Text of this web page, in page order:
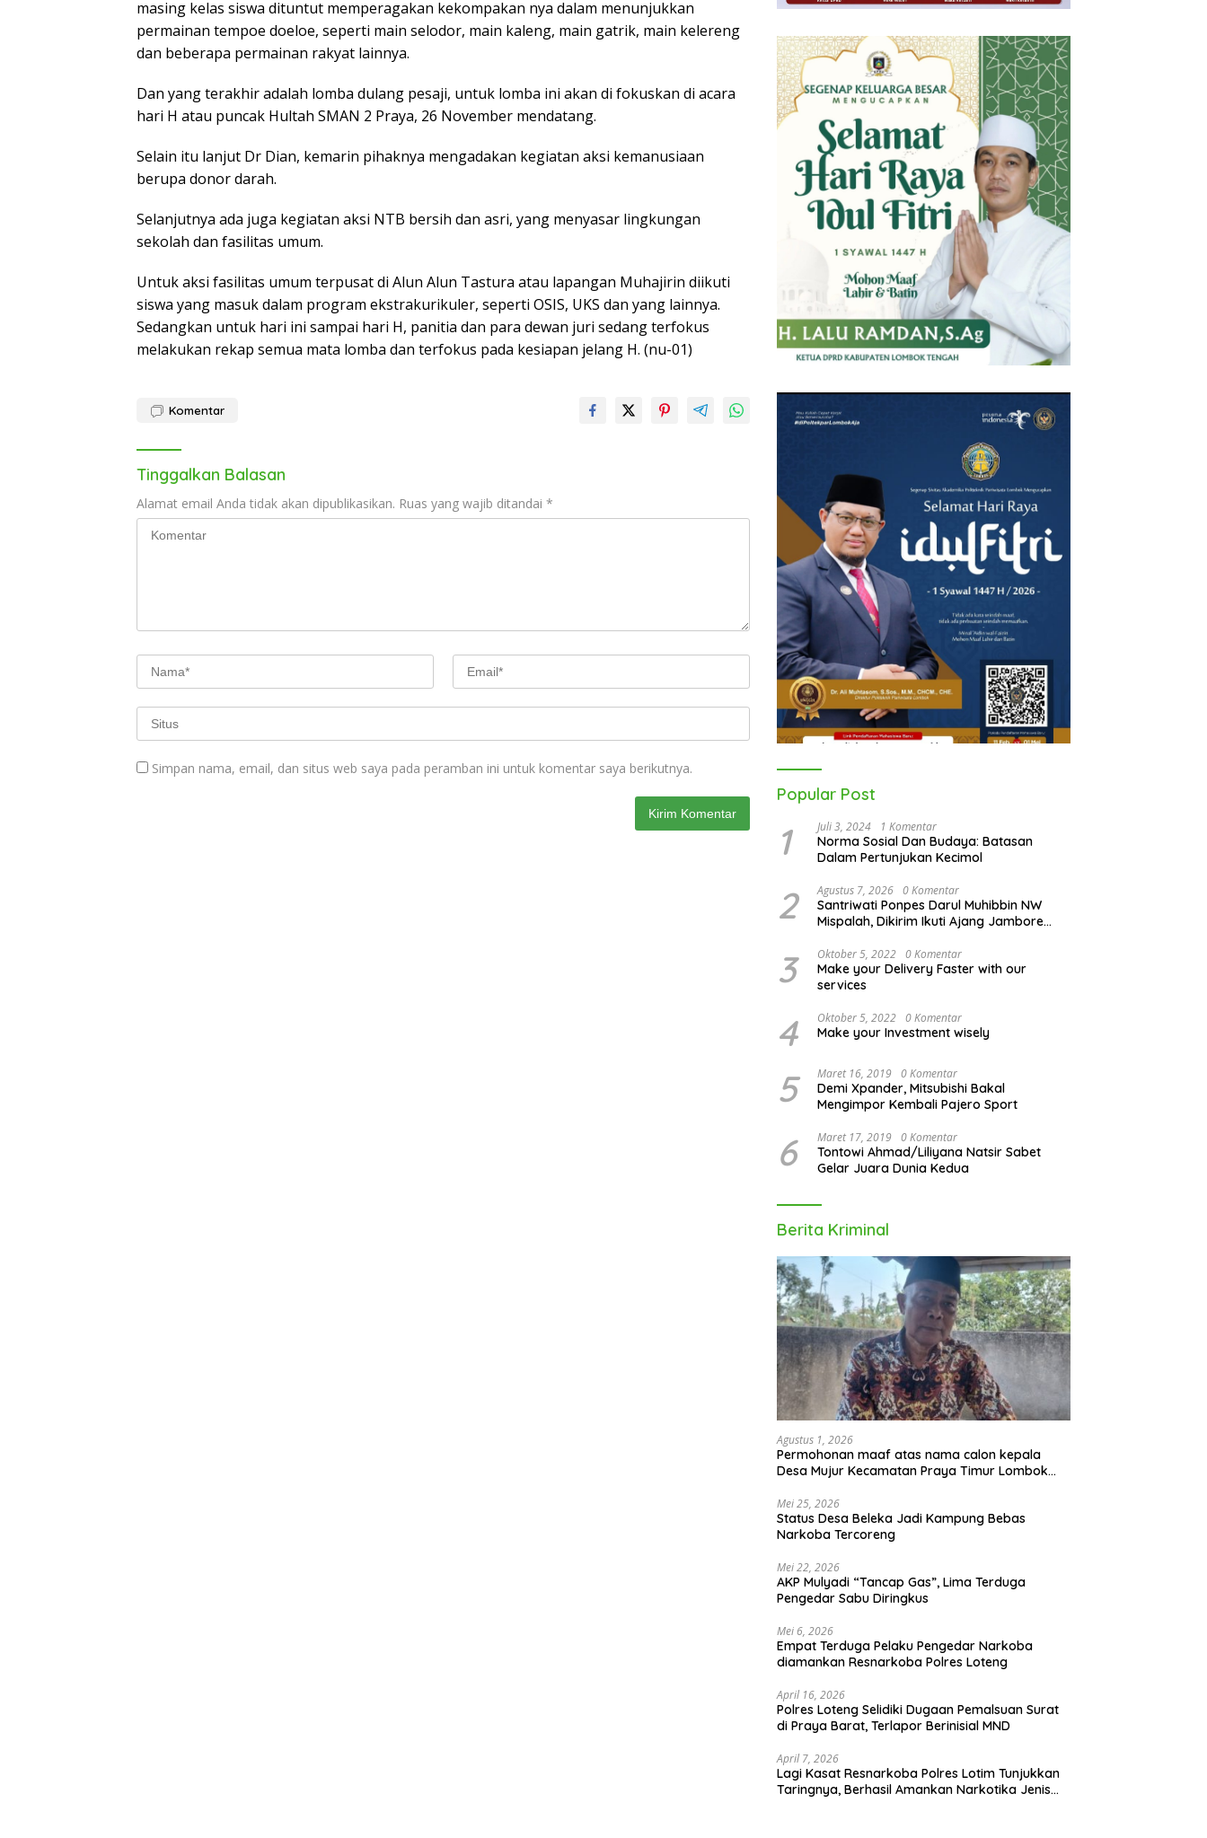
masing kelas siswa dituntut memperagakan kekompakan nya dalam menunjukkan
permainan tempoe doeloe, seperti main selodor, main kaleng, main gatrik, main kelereng
dan beberapa permainan rakyat lainnya.
Dan yang terakhir adalah lomba dulang pesaji, untuk lomba ini akan di fokuskan di acara
hari H atau puncak Hultah SMAN 2 Praya, 26 November mendatang.
Selain itu lanjut Dr Dian, kemarin pihaknya mengadakan kegiatan aksi kemanusiaan
berupa donor darah.
Selanjutnya ada juga kegiatan aksi NTB bersih dan asri, yang menyasar lingkungan
sekolah dan fasilitas umum.
Untuk aksi fasilitas umum terpusat di Alun Alun Tastura atau lapangan Muhajirin diikuti
siswa yang masuk dalam program ekstrakurikuler, seperti OSIS, UKS dan yang lainnya.
Sedangkan untuk hari ini sampai hari H, panitia dan para dewan juri sedang terfokus
melakukan rekap semua mata lomba dan terfokus pada kesiapan jelang H. (nu-01)
Komentar
Tinggalkan Balasan
Alamat email Anda tidak akan dipublikasikan. Ruas yang wajib ditandai *
Simpan nama, email, dan situs web saya pada peramban ini untuk komentar saya berikutnya.
Popular Post
1 Juli 3, 2024 1 Komentar
Norma Sosial Dan Budaya: Batasan
Dalam Pertunjukan Kecimol
2 Agustus 7, 2026 0 Komentar
Santriwati Ponpes Darul Muhibbin NW
Mispalah, Dikirim Ikuti Ajang Jambore
3 Oktober 5, 2022 0 Komentar
Make your Delivery Faster with our
services
4 Oktober 5, 2022 0 Komentar
Make your Investment wisely
5 Maret 16, 2019 0 Komentar
Demi Xpander, Mitsubishi Bakal
Mengimpor Kembali Pajero Sport
6 Maret 17, 2019 0 Komentar
Tontowi Ahmad/Liliyana Natsir Sabet
Gelar Juara Dunia Kedua
Berita Kriminal
Agustus 1, 2026
Permohonan maaf atas nama calon kepala
Desa Mujur Kecamatan Praya Timur Lombok
Mei 25, 2026
Status Desa Beleka Jadi ‎Kampung Bebas
Narkoba Tercoreng
Mei 22, 2026
AKP Mulyadi “Tancap Gas”, Lima Terduga
Pengedar Sabu Diringkus
Mei 6, 2026
Empat Terduga Pelaku Pengedar Narkoba
diamankan Resnarkoba Polres Loteng
April 16, 2026
Polres Loteng Selidiki Dugaan Pemalsuan Surat
di Praya Barat, Terlapor Berinisial MND
April 7, 2026
Lagi Kasat Resnarkoba Polres Lotim Tunjukkan
Taringnya, Berhasil Amankan Narkotika Jenis